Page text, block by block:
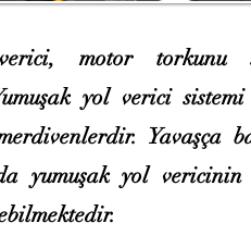
motor torkunu
yol verici
Yavaşça
yumuşak yol